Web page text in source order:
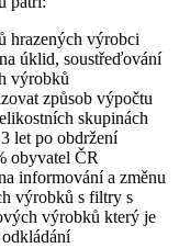
hrazených výrobci
úklid, soustřeďování
výrobků
způsob výpočtu
skupinách
let po obdržení
obyvatel ČR
informování a změnu
výrobků s filtry s
výrobků který je